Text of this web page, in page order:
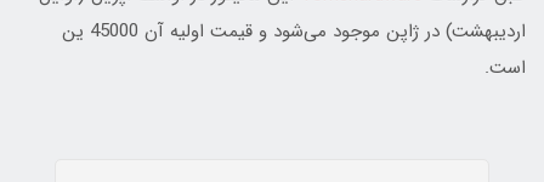
اردیبهشت) در ژاپن موجود می‌شود و قیمت اولیه آن 45000 ین
است.